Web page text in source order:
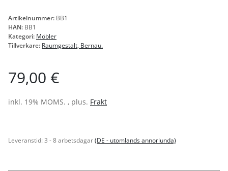
Artikelnummer: BB1
HAN: BB1
Kategori: Möbler
Tillverkare: Raumgestalt, Bernau.
79,00 €
inkl. 19% MOMS. , plus. Frakt
Leveranstid:3 - 8 arbetsdagar(DE - utomlands annorlunda)